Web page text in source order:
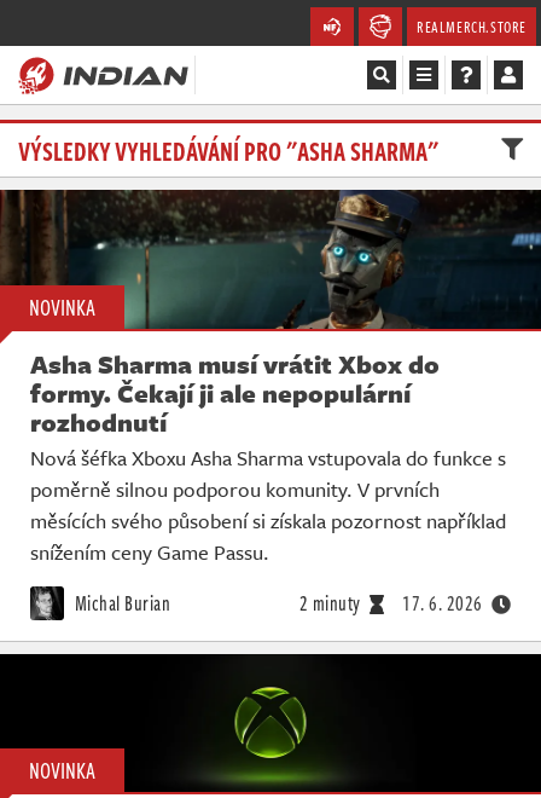
REALMERCH.STORE
Magazín
Recenze
Videa
Soutěže
Databáze
Komunita
Redakce
Živě
VÝSLEDKY VYHLEDÁVÁNÍ PRO "ASHA SHARMA"
NOVINKA
Asha Sharma musí vrátit Xbox do
formy. Čekají ji ale nepopulární
rozhodnutí
Nová šéfka Xboxu Asha Sharma vstupovala do funkce s
poměrně silnou podporou komunity. V prvních
měsících svého působení si získala pozornost například
snížením ceny Game Passu.
Michal Burian 2 minuty 17. 6. 2026
NOVINKA